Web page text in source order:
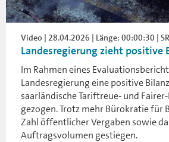
Video | 28.04.2026 | Länge: 00:00:30 |
Landesregierung zieht positive
Im Rahmen eines
Landesregierung eine positive
saarländische Tariftreue- und
gezogen. Trotz mehr Bürokratie für
Zahl öffentlicher Vergaben sowie
Auftragsvolumen gestiegen.